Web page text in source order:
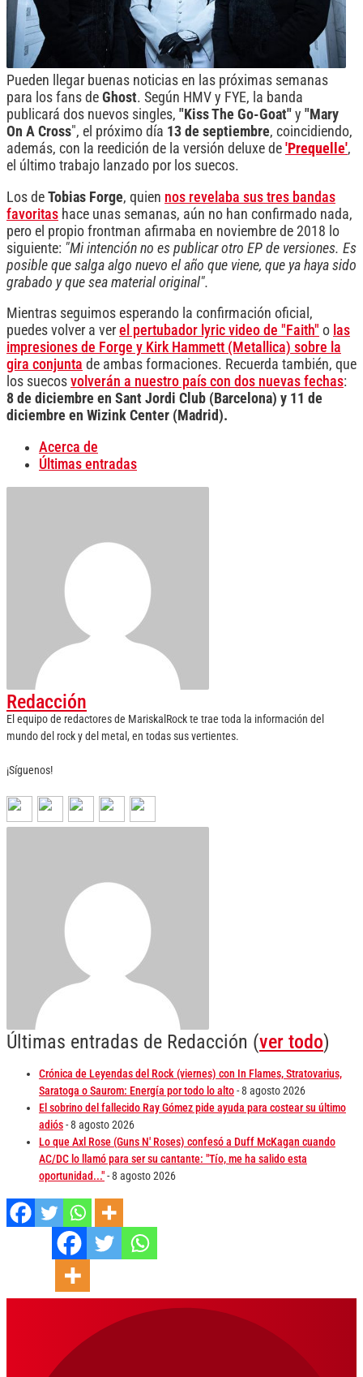
Pueden llegar buenas noticias en las próximas semanas
para los fans de Ghost. Según HMV y FYE, la banda
publicará dos nuevos singles, "Kiss The Go-Goat" y "Mary
On A Cross", el próximo día 13 de septiembre, coincidiendo,
además, con la reedición de la versión deluxe de 'Prequelle',
el último trabajo lanzado por los suecos.
Los de Tobias Forge, quien nos revelaba sus tres bandas
favoritas hace unas semanas, aún no han confirmado nada,
pero el propio frontman afirmaba en noviembre de 2018 lo
siguiente: "Mi intención no es publicar otro EP de versiones. Es
posible que salga algo nuevo el año que viene, que ya haya sido
grabado y que sea material original".
Mientras seguimos esperando la confirmación oficial,
puedes volver a ver el pertubador lyric video de "Faith" o las
impresiones de Forge y Kirk Hammett (Metallica) sobre la
gira conjunta de ambas formaciones. Recuerda también, que
los suecos volverán a nuestro país con dos nuevas fechas:
8 de diciembre en Sant Jordi Club (Barcelona) y 11 de
diciembre en Wizink Center (Madrid).
Acerca de
Últimas entradas
Redacción
El equipo de redactores de MariskalRock te trae toda la información del
mundo del rock y del metal, en todas sus vertientes.
¡Síguenos!
Últimas entradas de Redacción (ver todo)
Crónica de Leyendas del Rock (viernes) con In Flames, Stratovarius,
Saratoga o Saurom: Energía por todo lo alto- 8 agosto 2026
El sobrino del fallecido Ray Gómez pide ayuda para costear su último
adiós- 8 agosto 2026
Lo que Axl Rose (Guns N' Roses) confesó a Duff McKagan cuando
AC/DC lo llamó para ser su cantante: "Tío, me ha salido esta
oportunidad..."- 8 agosto 2026